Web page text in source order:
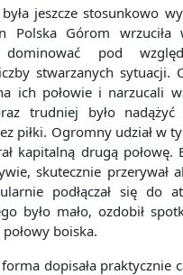
jeszcze stosunkowo
Polska Górom wrzuciła
dominować pod
stwarzanych sytuacji.
ich połowie i narzucali
trudniej było
piłki. Ogromny udział w
kapitalną drugą połowę.
skutecznie przerywał
podłączał się do
było mało, ozdobił
boiska.
dopisała praktycznie